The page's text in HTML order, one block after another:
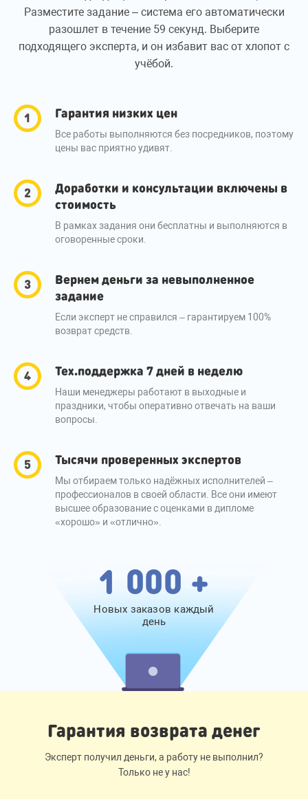
Разместите задание – система его автоматически
разошлет в течение 59 секунд. Выберите
подходящего эксперта, и он избавит вас от хлопот с
учёбой.
Гарантия низких цен
Все работы выполняются без посредников, поэтому
цены вас приятно удивят.
Доработки и консультации включены в
стоимость
В рамках задания они бесплатны и выполняются в
оговоренные сроки.
Вернем деньги за невыполненное
задание
Если эксперт не справился – гарантируем 100%
возврат средств.
Тех.поддержка 7 дней в неделю
Наши менеджеры работают в выходные и
праздники, чтобы оперативно отвечать на ваши
вопросы.
Тысячи проверенных экспертов
Мы отбираем только надёжных исполнителей –
профессионалов в своей области. Все они имеют
высшее образование с оценками в дипломе
«хорошо» и «отлично».
1 000 +
Новых заказов каждый
день
Гарантия возврата денег
Эксперт получил деньги, а работу не выполнил?
Только не у нас!